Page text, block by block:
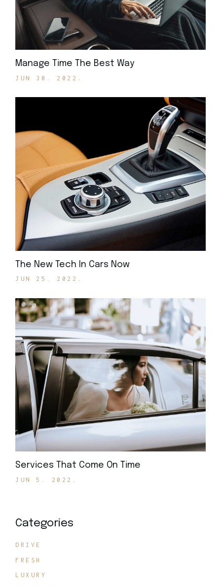
Manage Time The Best Way
JUN 30. 2022.
The New Tech In Cars Now
JUN 25. 2022.
Services That Come On Time
JUN 5. 2022.
Categories
DRIVE
FRESH
LUXURY